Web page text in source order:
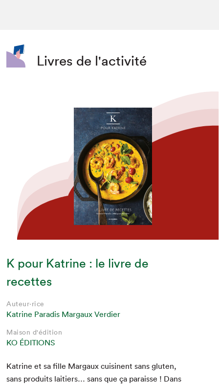
Livres de l'activité
K pour Katrine : le livre de
recettes
Auteur·rice
Katrine Paradis Margaux Verdier
Maison d'édition
KO ÉDITIONS
Katrine et sa fille Mar­gaux cuisi­nent sans gluten,
sans pro­duits laitiers… sans que ça paraisse ! Dans